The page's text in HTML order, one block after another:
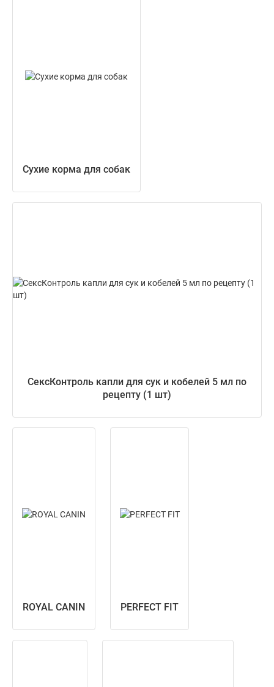
Сухие корма для собак
СексКонтроль капли для сук и кобелей 5 мл по
рецепту (1 шт)
ROYAL CANIN PERFECT FIT